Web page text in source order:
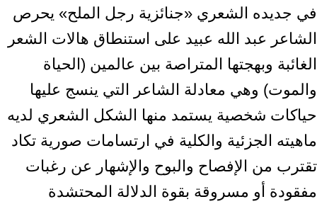
في جديده الشعري «جنائزية رجل الملح» يحرص
الشاعر عبد الله عبيد على استنطاق هالات الشعر
الغائبة وبهجتها المتراصة بين عالمين (الحياة
والموت) وهي معادلة الشاعر التي ينسج عليها
حياكات شخصية يستمد منها الشكل الشعري لديه
ماهيته الجزئية والكلية في ارتسامات صورية تكاد
تقترب من الإفصاح والبوح والإشهار عن رغبات
مفقودة أو مسروقة بقوة الدلالة المحتشدة